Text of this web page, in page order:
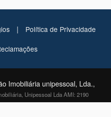
| Política de Privacidade
Imobiliária unipessoal, Lda.,
Unipessoal Lda AMI: 2190